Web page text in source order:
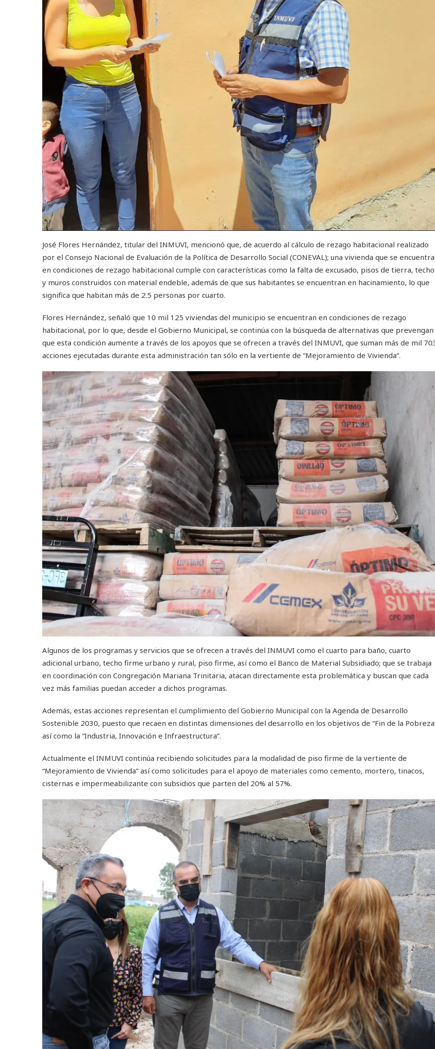
José Flores Hernández, titular del INMUVI, mencionó que, de acuerdo al cálculo de rezago habitacional realizado
por el Consejo Nacional de Evaluación de la Política de Desarrollo Social (CONEVAL); una vivienda que se encuentra
en condiciones de rezago habitacional cumple con características como la falta de excusado, pisos de tierra,
y muros construidos con material endeble, además de que sus habitantes se encuentran en hacinamiento, lo que
significa que habitan más de 2.5 personas por cuarto.
Flores Hernández, señaló que 10 mil 125 viviendas del municipio se encuentran en condiciones de rezago
habitacional, por lo que, desde el Gobierno Municipal, se continúa con la búsqueda de alternativas que prevengan
que esta condición aumente a través de los apoyos que se ofrecen a través del INMUVI, que suman más de mil
acciones ejecutadas durante esta administración tan sólo en la vertiente de “Mejoramiento de Vivienda”.
Algunos de los programas y servicios que se ofrecen a través del INMUVI como el cuarto para baño, cuarto
adicional urbano, techo firme urbano y rural, piso firme, así como el Banco de Material Subsidiado; que se trabaja
en coordinación con Congregación Mariana Trinitaria, atacan directamente esta problemática y buscan que cada
vez más familias puedan acceder a dichos programas.
Además, estas acciones representan el cumplimiento del Gobierno Municipal con la Agenda de Desarrollo
Sostenible 2030, puesto que recaen en distintas dimensiones del desarrollo en los objetivos de “Fin de la
así como la “Industria, Innovación e Infraestructura”.
Actualmente el INMUVI continúa recibiendo solicitudes para la modalidad de piso firme de la vertiente de
“Mejoramiento de Vivienda” así como solicitudes para el apoyo de materiales como cemento, mortero, tinacos,
cisternas e impermeabilizante con subsidios que parten del 20% al 57%.